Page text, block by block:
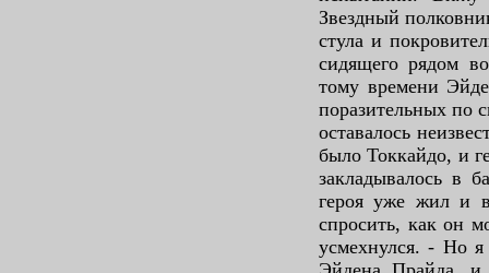
Звездный
стула и
сидящего рядом
тому времени
поразительных по
оставалось
было Токкайдо, и
закладывалось в
героя уже жил и
спросить, как он
усмехнулся. - Но